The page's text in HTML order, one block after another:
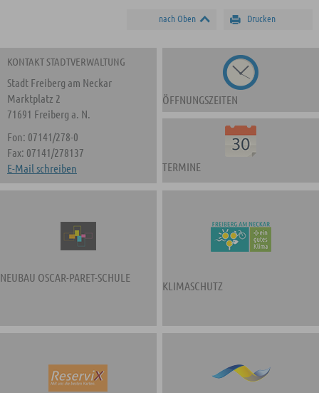
Drucken
nach Oben
KONTAKT STADTVERWALTUNG
Stadt Freiberg am Neckar
Marktplatz 2
71691 Freiberg a. N.
Fon: 07141/278-0
Fax: 07141/278137
E-Mail schreiben
ÖFFNUNGSZEITEN
TERMINE
NEUBAU OSCAR-PARET-SCHULE
KLIMASCHUTZ